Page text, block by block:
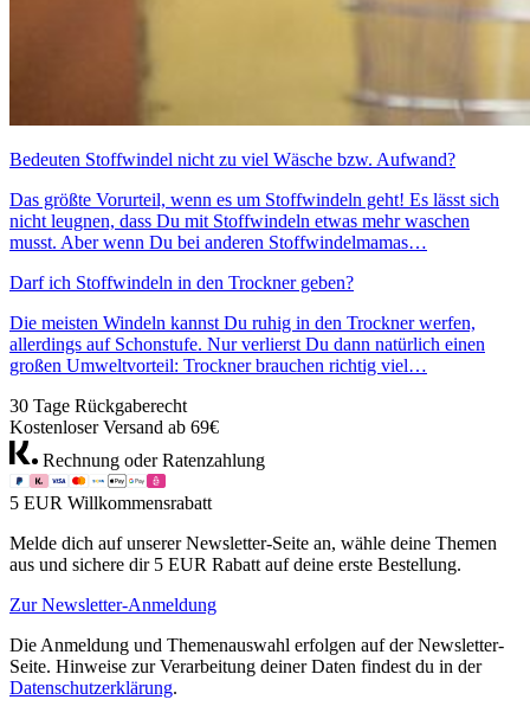
Bedeuten Stoffwindel nicht zu viel Wäsche bzw. Aufwand?
Das größte Vorurteil, wenn es um Stoffwindeln geht! Es lässt sich
nicht leugnen, dass Du mit Stoffwindeln etwas mehr waschen
musst. Aber wenn Du bei anderen Stoffwindelmamas…
Darf ich Stoffwindeln in den Trockner geben?
Die meisten Windeln kannst Du ruhig in den Trockner werfen,
allerdings auf Schonstufe. Nur verlierst Du dann natürlich einen
großen Umweltvorteil: Trockner brauchen richtig viel…
30 Tage Rückgaberecht
Kostenloser Versand ab 69€
Rechnung oder Ratenzahlung
5 EUR Willkommensrabatt
Melde dich auf unserer Newsletter-Seite an, wähle deine Themen
aus und sichere dir 5 EUR Rabatt auf deine erste Bestellung.
Zur Newsletter-Anmeldung
Die Anmeldung und Themenauswahl erfolgen auf der Newsletter-
Seite. Hinweise zur Verarbeitung deiner Daten findest du in der
Datenschutzerklärung.